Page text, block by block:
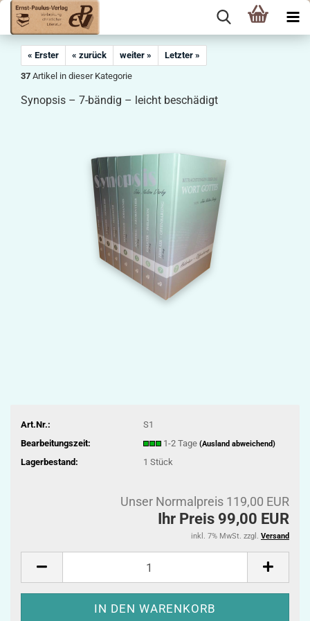
« Erster « zurück weiter »
Letzter »
37 Artikel in dieser Kategorie
Synopsis – 7-bändig – leicht beschädigt
Art.Nr.:
S1
Bearbeitungszeit:
1-2 Tage (Ausland abweichend)
Lagerbestand: 1 Stück
Unser Normalpreis 119,00 EUR
Ihr Preis 99,00 EUR
inkl. 7% MwSt. zzgl. Versand